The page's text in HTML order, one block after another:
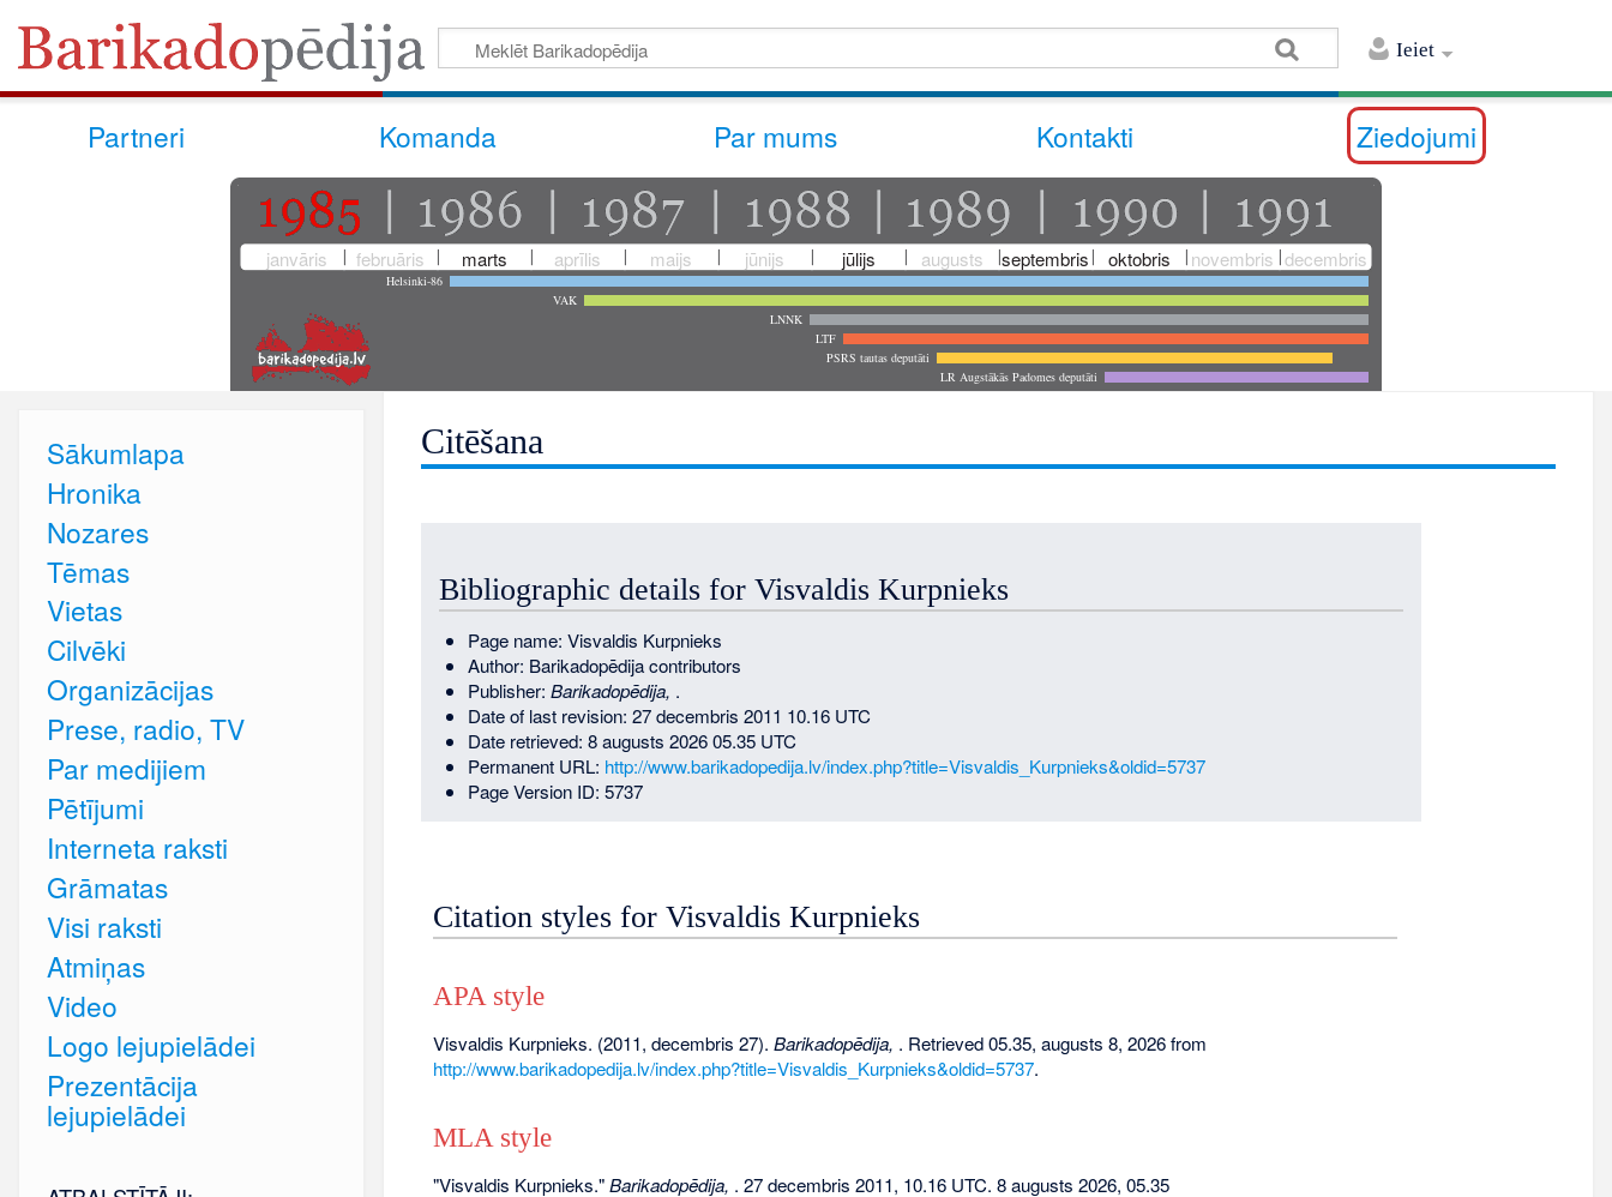
Ieiet
Partneri Komanda Par mums Kontakti Ziedojumi
janvāris februāris marts aprīlis maijs jūnijs jūlijs augusts septembris oktobris novembris decembris
Helsinki-86
VAK
LNNK
LTF
PSRS tautas deputāti
LR Augstākās Padomes deputāti
Citēšana
Bibliographic details for Visvaldis Kurpnieks
Page name: Visvaldis Kurpnieks
Author: Barikadopēdija contributors
Publisher: Barikadopēdija, .
Date of last revision: 27 decembris 2011 10.16 UTC
Date retrieved: 8 augusts 2026 05.35 UTC
Permanent URL: http://www.barikadopedija.lv/index.php?title=Visvaldis_Kurpnieks&oldid=5737
Page Version ID: 5737
Citation styles for Visvaldis Kurpnieks
APA style
Visvaldis Kurpnieks. (2011, decembris 27). Barikadopēdija, . Retrieved 05.35, augusts 8, 2026 from
http://www.barikadopedija.lv/index.php?title=Visvaldis_Kurpnieks&oldid=5737.
MLA style
"Visvaldis Kurpnieks."Barikadopēdija, . 27 decembris 2011, 10.16 UTC. 8 augusts 2026, 05.35
Sākumlapa
Hronika
Nozares
Tēmas
Vietas
Cilvēki
Organizācijas
Prese, radio, TV
Par medijiem
Pētījumi
Interneta raksti
Grāmatas
Visi raksti
Atmiņas
Video
Logo lejupielādei
Prezentācija
lejupielādei